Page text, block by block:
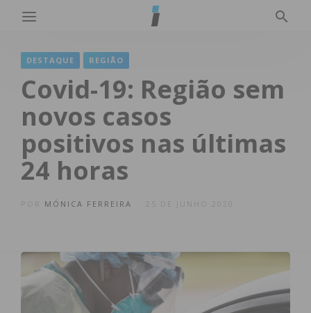
DESTAQUE REGIÃO
Covid-19: Região sem
novos casos
positivos nas últimas
24 horas
MÓNICA FERREIRA